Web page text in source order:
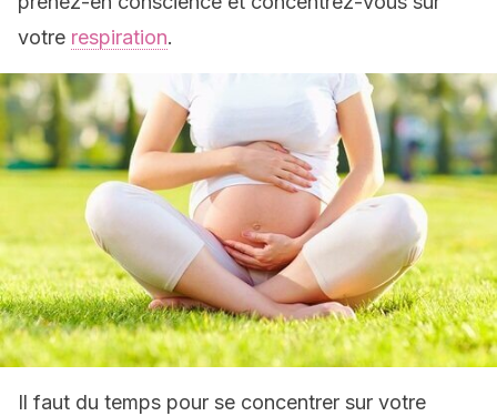
votre respiration.
Il faut du temps pour se concentrer sur votre